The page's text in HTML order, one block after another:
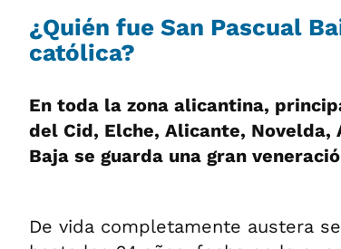
¿Quién fue San Pascual
católica?
En toda la zona alicantina,
del Cid, Elche, Alicante, Novelda,
Baja se guarda una gran
De vida completamente austera